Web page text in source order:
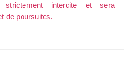
strictement interdite et sera
de poursuites.